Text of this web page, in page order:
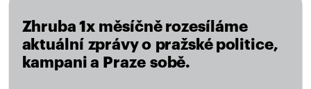
Zhruba 1x měsíčně rozesíláme
aktuální zprávy o pražské politice,
kampani a Praze sobě.
učitel, skaut
starosta Prahy 7